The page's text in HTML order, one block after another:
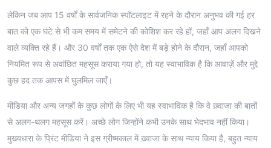
लेकिन जब आप 15 वर्षों के सार्वजनिक स्पॉटलाइट में रहने के दौरान अनुभव की गई हर
बात को एक घंटे से भी कम समय में समेटने की कोशिश कर रहे हों, जहाँ आप अलग दिखने
वाले व्यक्ति रहे हैं। और 30 वर्षों तक एक ऐसे देश में बड़े होने के दौरान, जहाँ आपको
नियमित रूप से अवांछित महसूस कराया गया हो, तो यह स्वाभाविक है कि आवाज़ें और मुद्दे
कुछ हद तक आपस में घुलमिल जाएँ।
मीडिया और अन्य जगहों के कुछ लोगों के लिए भी यह स्वाभाविक है कि वे ख़्वाजा की बातों
से अलग-थलग महसूस करें। अच्छे लोग जिन्होंने कभी उनके साथ भेदभाव नहीं किया।
मुख्यधारा के प्रिंट मीडिया ने इस ग्रीष्मकाल में ख़्वाजा के साथ न्याय किया है, बहुत न्याय